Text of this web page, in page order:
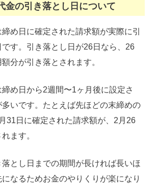
金の引き落とし日について
め日に確定された請求額が実際に引
です。引き落とし日が26日なら、26
分が引き落とされます。
め日から2週間〜1ヶ月後に設定さ
いです。たとえば先ほどの末締めの
31日に確定された請求額が、2月26
ます。
とし日までの期間が長ければ長いほ
なるためお金のやりくりが楽になり